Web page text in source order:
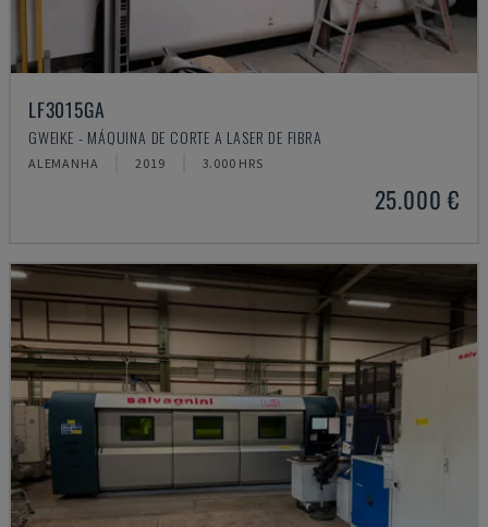
LF3015GA
GWEIKE - MÁQUINA DE CORTE A LASER DE FIBRA
ALEMANHA 2019 3.000 HRS
25.000 €